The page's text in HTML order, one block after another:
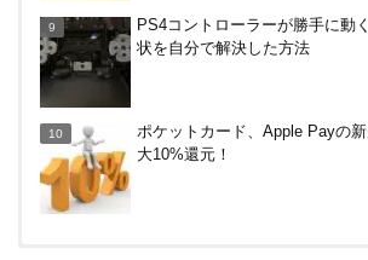
PS4コントローラーが勝手に動
状を自分で解決した方法
ポケットカード、Apple Payの
大10%還元！